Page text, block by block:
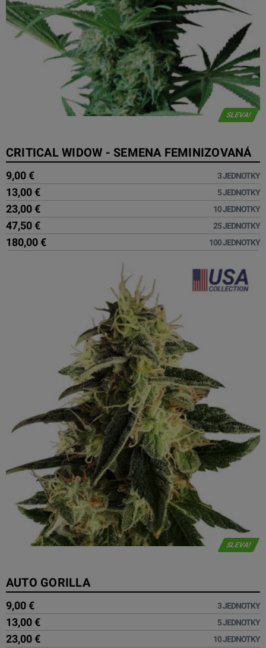
SLEVA!
CRITICAL WIDOW - SEMENA FEMINIZOVANÁ
9,00 € 3 JEDNOTKY
13,00 € 5 JEDNOTKY
23,00 € 10 JEDNOTKY
47,50 € 25 JEDNOTKY
180,00 € 100 JEDNOTKY
SLEVA!
AUTO GORILLA
9,00 € 3 JEDNOTKY
13,00 € 5 JEDNOTKY
23,00 € 10 JEDNOTKY